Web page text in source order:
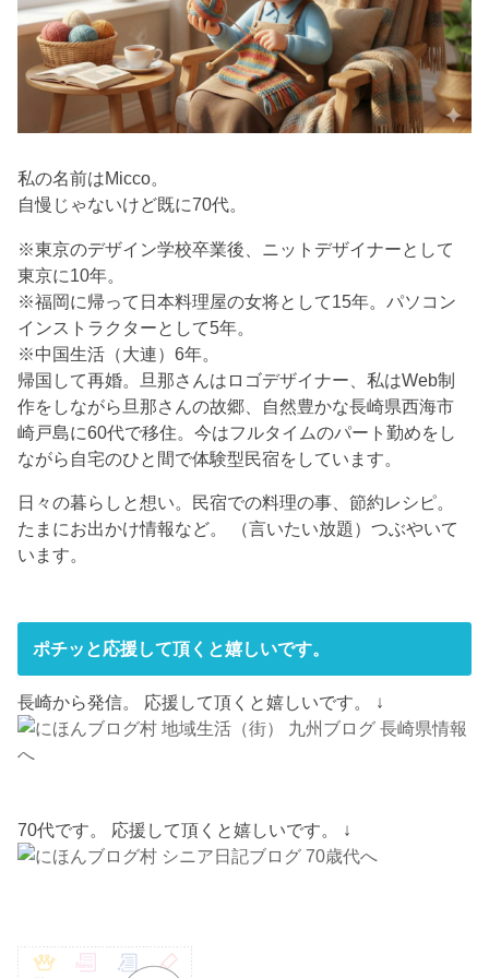
私の名前はMicco。
自慢じゃないけど既に70代。
※東京のデザイン学校卒業後、ニットデザイナーとして
東京に10年。
※福岡に帰って日本料理屋の女将として15年。パソコン
インストラクターとして5年。
※中国生活（大連）6年。
帰国して再婚。旦那さんはロゴデザイナー、私はWeb制
作をしながら旦那さんの故郷、自然豊かな長崎県西海市
崎戸島に60代で移住。今はフルタイムのパート勤めをし
ながら自宅のひと間で体験型民宿をしています。
日々の暮らしと想い。民宿での料理の事、節約レシピ。
たまにお出かけ情報など。 （言いたい放題）つぶやいて
います。
ポチッと応援して頂くと嬉しいです。
長崎から発信。 応援して頂くと嬉しいです。 ↓
70代です。 応援して頂くと嬉しいです。 ↓